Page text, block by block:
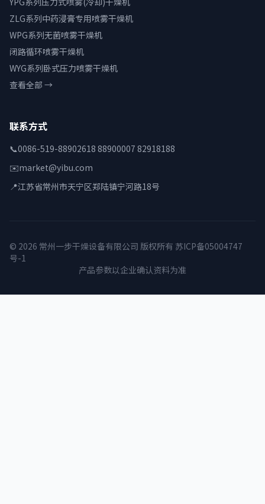
ZLG系列中药浸膏专用喷雾干燥机
WPG系列无菌喷雾干燥机
闭路循环喷雾干燥机
WYG系列卧式压力喷雾干燥机
查看全部 →
联系方式
📞0086-519-88902618 88900007 82918188
✉️market@yibu.com
📍江苏省常州市天宁区郑陆镇宁河路18号
© 2026 常州一步干燥设备有限公司 版权所有 苏ICP备05004747
号-1
产品参数以企业确认资料为准